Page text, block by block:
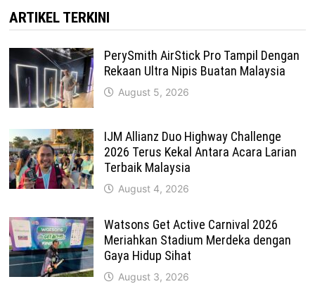
ARTIKEL TERKINI
PerySmith AirStick Pro Tampil Dengan
Rekaan Ultra Nipis Buatan Malaysia
August 5, 2026
IJM Allianz Duo Highway Challenge
2026 Terus Kekal Antara Acara Larian
Terbaik Malaysia
August 4, 2026
Watsons Get Active Carnival 2026
Meriahkan Stadium Merdeka dengan
Gaya Hidup Sihat
August 3, 2026